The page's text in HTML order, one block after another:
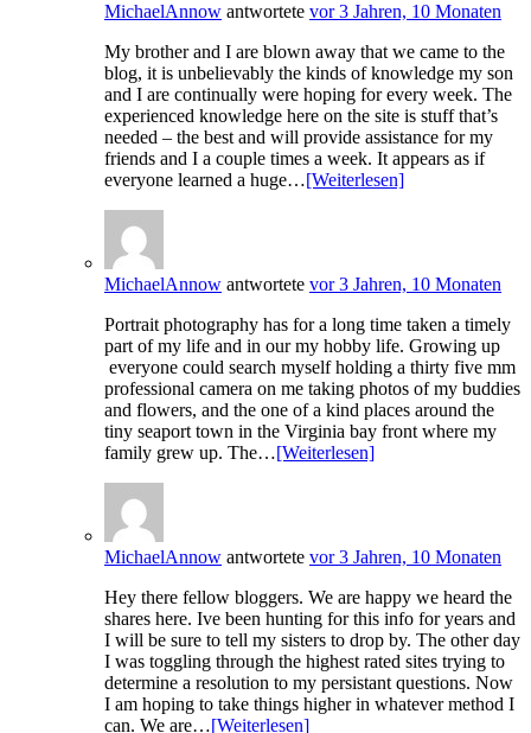
MichaelAnnow antwortete vor 3 Jahren, 10 Monaten
My brother and I are blown away that we came to the
blog, it is unbelievably the kinds of knowledge my son
and I are continually were hoping for every week. The
experienced knowledge here on the site is stuff that’s
needed – the best and will provide assistance for my
friends and I a couple times a week. It appears as if
everyone learned a huge…[Weiterlesen]
MichaelAnnow antwortete vor 3 Jahren, 10 Monaten
Portrait photography has for a long time taken a timely
part of my life and in our my hobby life. Growing up
everyone could search myself holding a thirty five mm
professional camera on me taking photos of my buddies
and flowers, and the one of a kind places around the
tiny seaport town in the Virginia bay front where my
family grew up. The…[Weiterlesen]
MichaelAnnow antwortete vor 3 Jahren, 10 Monaten
Hey there fellow bloggers. We are happy we heard the
shares here. Ive been hunting for this info for years and
I will be sure to tell my sisters to drop by. The other day
I was toggling through the highest rated sites trying to
determine a resolution to my persistant questions. Now
I am hoping to take things higher in whatever method I
can. We are…[Weiterlesen]